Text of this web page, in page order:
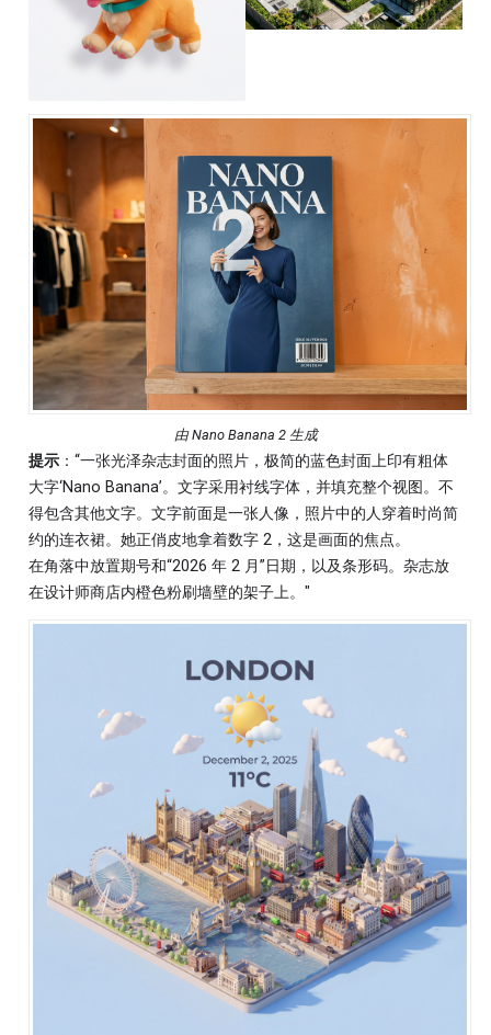
由 Nano Banana 2 生成
提示 ：“一张光泽杂志封面的照片，极简的蓝色封面上印有粗体
大字‘Nano Banana’。文字采用衬线字体，并填充整个视图。不
得包含其他文字。文字前面是一张人像，照片中的人穿着时尚简
约的连衣裙。她正俏皮地拿着数字 2，这是画面的焦点。
在角落中放置期号和“2026 年 2 月”日期，以及条形码。杂志放
在设计师商店内橙色粉刷墙壁的架子上。"